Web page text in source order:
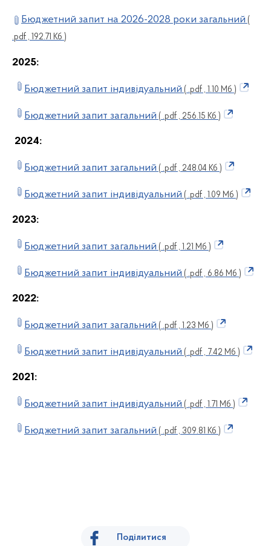
Бюджетний запит на 2026-2028 роки загальний (
.pdf , 192.71 Кб )
2025:
Бюджетний запит індивідуальний ( .pdf , 1.10 Мб )
Бюджетний запит загальний ( .pdf , 256.15 Кб )
2024:
Бюджетний запит загальний ( .pdf , 248.04 Кб )
Бюджетний запит індивідуальний ( .pdf , 1.09 Мб )
2023:
Бюджетний запит загальний ( .pdf , 1.21 Мб )
Бюджетний запит індивідуальний ( .pdf , 6.86 Мб )
2022:
Бюджетний запит загальний ( .pdf , 1.23 Мб )
Бюджетний запит індивідуальний ( .pdf , 7.42 Мб )
2021:
Бюджетний запит індивідуальний ( .pdf , 1.71 Мб )
Бюджетний запит загальний ( .pdf , 309.81 Кб )
Поділитися